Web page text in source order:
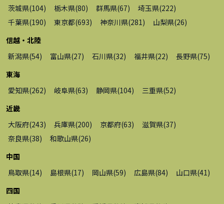
茨城県(104) 栃木県(80) 群馬県(67) 埼玉県(222)
千葉県(190) 東京都(693) 神奈川県(281 ) 山梨県(26)
信越・北陸
新潟県(54) 富山県(27) 石川県(32) 福井県(22) 長野県(75)
東海
愛知県(262) 岐阜県(63) 静岡県(104) 三重県(52)
近畿
大阪府(243) 兵庫県(200) 京都府(63) 滋賀県(37)
奈良県(38) 和歌山県(26)
中国
鳥取県(14) 島根県(17) 岡山県(59) 広島県(84) 山口県(41 )
四国